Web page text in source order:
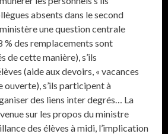
absents dans le second
une question centrale
% des remplacements sont
de cette manière), s’ils
(aide aux devoirs, « vacances
ouverte), s’ils participent à
des liens inter degrés… La
sur les propos du ministre
des élèves à midi, l’implication